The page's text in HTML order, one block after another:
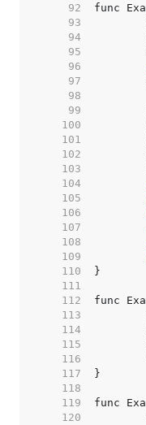
    92
    93
    94
    95
    96
    97
    98
    99
   100
   101
   102
   103
   104
   105
   106
   107
   108
   109
   110
   111
   112
   113
   114
   115
   116
   117
   118
   119
   120